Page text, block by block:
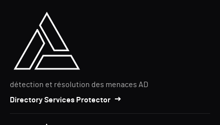
détection et résolution des menaces AD
Directory Services Protector